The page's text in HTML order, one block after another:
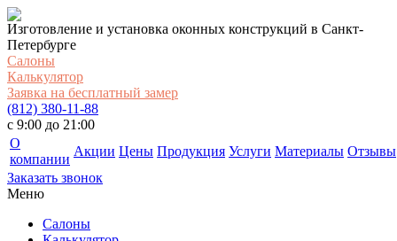
Изготовление и установка оконных конструкций в Санкт-
Петербурге
Салоны
Калькулятор
Заявка на бесплатный замер
(812) 380-11-88
c 9:00 до 21:00
О
компании
Акции Цены Продукция Услуги Материалы Отзывы
Заказать звонок
Меню
Салоны